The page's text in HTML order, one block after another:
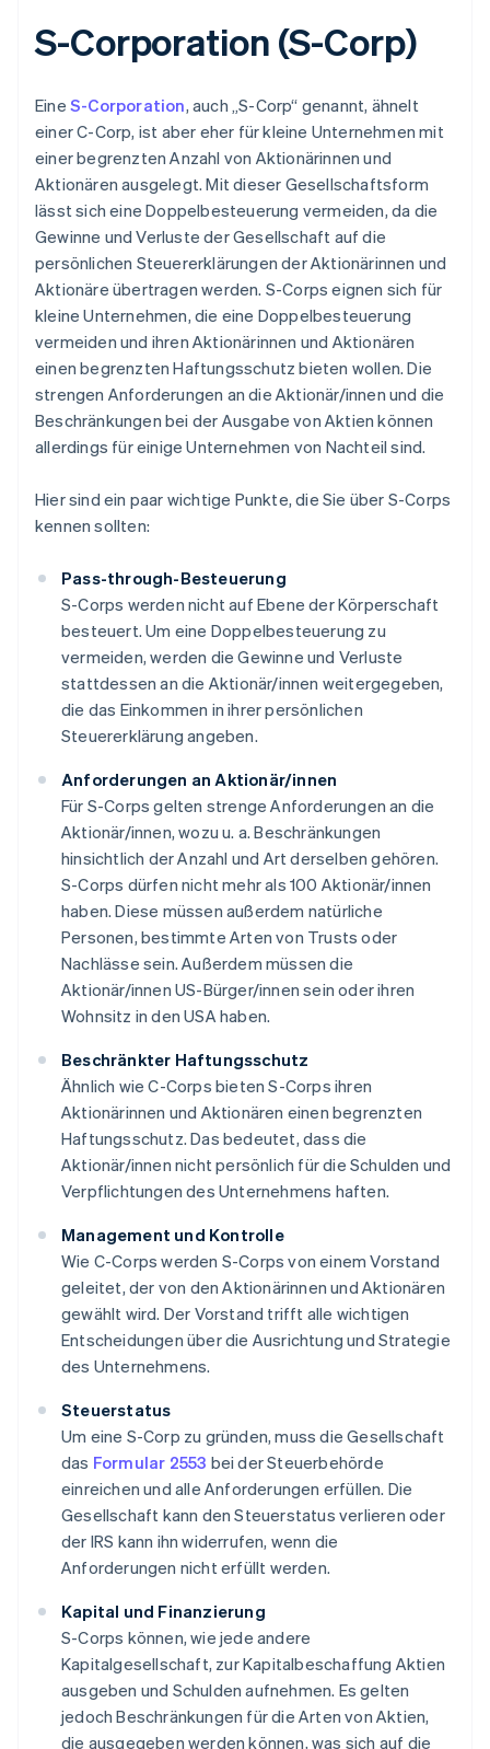
S-Corporation (S-Corp)
Eine S-Corporation, auch „S-Corp“ genannt, ähnelt
einer C-Corp, ist aber eher für kleine Unternehmen mit
einer begrenzten Anzahl von Aktionärinnen und
Aktionären ausgelegt. Mit dieser Gesellschaftsform
lässt sich eine Doppelbesteuerung vermeiden, da die
Gewinne und Verluste der Gesellschaft auf die
persönlichen Steuererklärungen der Aktionärinnen und
Aktionäre übertragen werden. S-Corps eignen sich für
kleine Unternehmen, die eine Doppelbesteuerung
vermeiden und ihren Aktionärinnen und Aktionären
einen begrenzten Haftungsschutz bieten wollen. Die
strengen Anforderungen an die Aktionär/innen und die
Beschränkungen bei der Ausgabe von Aktien können
allerdings für einige Unternehmen von Nachteil sind.
Hier sind ein paar wichtige Punkte, die Sie über S-Corps
kennen sollten:
Pass-through-Besteuerung
S-Corps werden nicht auf Ebene der Körperschaft
besteuert. Um eine Doppelbesteuerung zu
vermeiden, werden die Gewinne und Verluste
stattdessen an die Aktionär/innen weitergegeben,
die das Einkommen in ihrer persönlichen
Steuererklärung angeben.
Anforderungen an Aktionär/innen
Für S-Corps gelten strenge Anforderungen an die
Aktionär/innen, wozu u. a. Beschränkungen
hinsichtlich der Anzahl und Art derselben gehören.
S-Corps dürfen nicht mehr als 100 Aktionär/innen
haben. Diese müssen außerdem natürliche
Personen, bestimmte Arten von Trusts oder
Nachlässe sein. Außerdem müssen die
Aktionär/innen US-Bürger/innen sein oder ihren
Wohnsitz in den USA haben.
Beschränkter Haftungsschutz
Ähnlich wie C-Corps bieten S-Corps ihren
Aktionärinnen und Aktionären einen begrenzten
Haftungsschutz. Das bedeutet, dass die
Aktionär/innen nicht persönlich für die Schulden und
Verpflichtungen des Unternehmens haften.
Management und Kontrolle
Wie C-Corps werden S-Corps von einem Vorstand
geleitet, der von den Aktionärinnen und Aktionären
gewählt wird. Der Vorstand trifft alle wichtigen
Entscheidungen über die Ausrichtung und Strategie
des Unternehmens.
Steuerstatus
Um eine S-Corp zu gründen, muss die Gesellschaft
das Formular 2553 bei der Steuerbehörde
einreichen und alle Anforderungen erfüllen. Die
Gesellschaft kann den Steuerstatus verlieren oder
der IRS kann ihn widerrufen, wenn die
Anforderungen nicht erfüllt werden.
Kapital und Finanzierung
S-Corps können, wie jede andere
Kapitalgesellschaft, zur Kapitalbeschaffung Aktien
ausgeben und Schulden aufnehmen. Es gelten
jedoch Beschränkungen für die Arten von Aktien,
die ausgegeben werden können, was sich auf die